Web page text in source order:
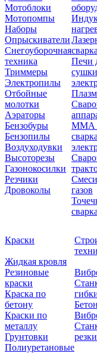
Мотоблоки
Мотопомпы
Наборы
Опрыскиватели
Снегоуборочная
техника
Триммеры
Электропилы
Отбойные
молотки
Аэраторы
Бензобуры
Бензопилы
Воздуходувки
Высоторезы
Газонокосилки
Резчики
Дровоколы
сварка
Печи
сушки
ММА
сварка
газов
Краски
Жидкая кровля
Резиновые
краски
Краска по
бетону
Краски по
металлу
Грунтовки
Полиуретановые